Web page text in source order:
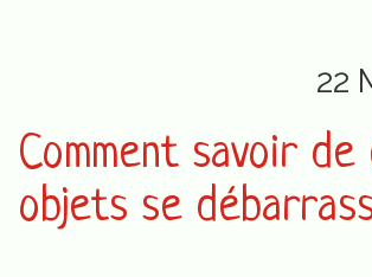
22
Comment savoir de
objets se